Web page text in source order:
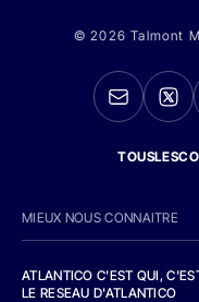
© 2026 Talmont
MIEUX NOUS CONNAITRE
ATLANTICO C'EST QUI,
LE RESEAU D'ATLANTICO